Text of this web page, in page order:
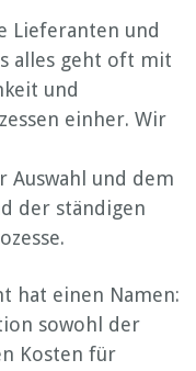
Lieferanten und
alles geht oft mit
und
einher. Wir
Auswahl und dem
der ständigen
hat einen Namen:
sowohl der
Kosten für